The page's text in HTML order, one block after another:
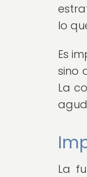
lo
Es
sino
La
La